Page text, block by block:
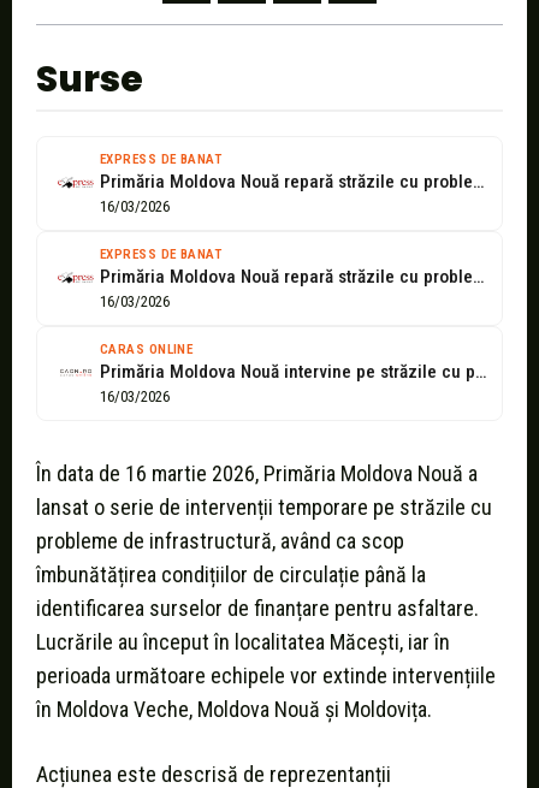
Surse
EXPRESS DE BANAT
Primăria Moldova Nouă repară străzile cu probleme din oraș
16/03/2026
EXPRESS DE BANAT
Primăria Moldova Nouă repară străzile cu probleme din oraș
16/03/2026
CARAS ONLINE
Primăria Moldova Nouă intervine pe străzile cu probleme - Caon.ro
16/03/2026
În data de 16 martie 2026, Primăria Moldova Nouă a
lansat o serie de intervenții temporare pe străzile cu
probleme de infrastructură, având ca scop
îmbunătățirea condițiilor de circulație până la
identificarea surselor de finanțare pentru asfaltare.
Lucrările au început în localitatea Măcești, iar în
perioada următoare echipele vor extinde intervențiile
în Moldova Veche, Moldova Nouă și Moldovița.
Acțiunea este descrisă de reprezentanții